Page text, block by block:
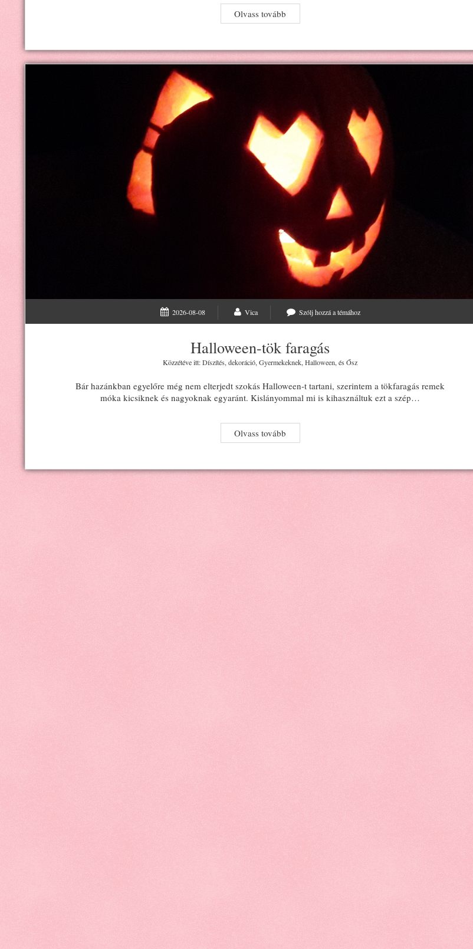
Olvass tovább
üvegmatrica
2026-08-08 Vica Szólj hozzá a témához
Halloween-tök faragás
Közzétéve itt:Díszítés, dekoráció, Gyermekeknek, Halloween, ésŐsz
Bár hazánkban egyelőre még nem elterjedt szokás Halloween-t tartani, szerintem a tökfaragás remek
móka kicsiknek és nagyoknak egyaránt. Kislányommal mi is kihasználtuk ezt a szép…
Olvass tovább
tök